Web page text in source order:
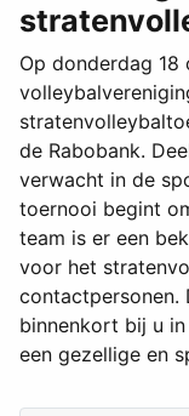
Op donderdag
de Rabobank.
verwacht in de
toernooi begint
team is er een
voor het
contactpersonen.
binnenkort bij u
een gezellige en